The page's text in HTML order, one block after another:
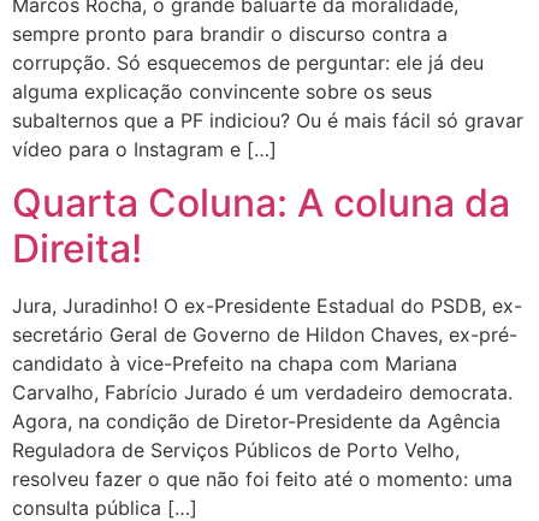
sempre pronto para brandir o discurso contra a
corrupção. Só esquecemos de perguntar: ele já deu
alguma explicação convincente sobre os seus
subalternos que a PF indiciou? Ou é mais fácil só gravar
vídeo para o Instagram e […]
Quarta Coluna: A coluna da
Direita!
Jura, Juradinho! O ex-Presidente Estadual do PSDB, ex-
secretário Geral de Governo de Hildon Chaves, ex-pré-
candidato à vice-Prefeito na chapa com Mariana
Carvalho, Fabrício Jurado é um verdadeiro democrata.
Agora, na condição de Diretor-Presidente da Agência
Reguladora de Serviços Públicos de Porto Velho,
resolveu fazer o que não foi feito até o momento: uma
consulta pública […]